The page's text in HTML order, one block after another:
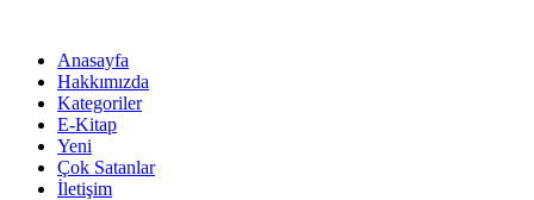
Anasayfa
Hakkımızda
Kategoriler
E-Kitap
Yeni
Çok Satanlar
İletişim